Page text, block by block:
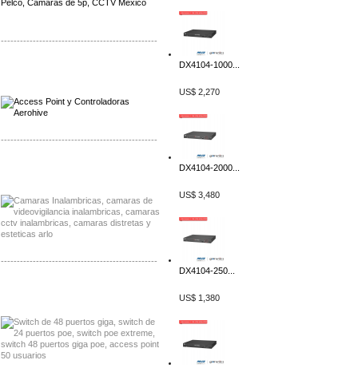
-------------------------------------------------
-------------------------------------------------
-------------------------------------------------
DX4104-1000...
US$ 2,270
DX4104-2000...
US$ 3,480
DX4104-250...
US$ 1,380